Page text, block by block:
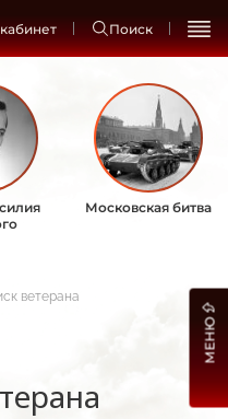
Поиск
Московская битва
ветерана
МЕНЮ